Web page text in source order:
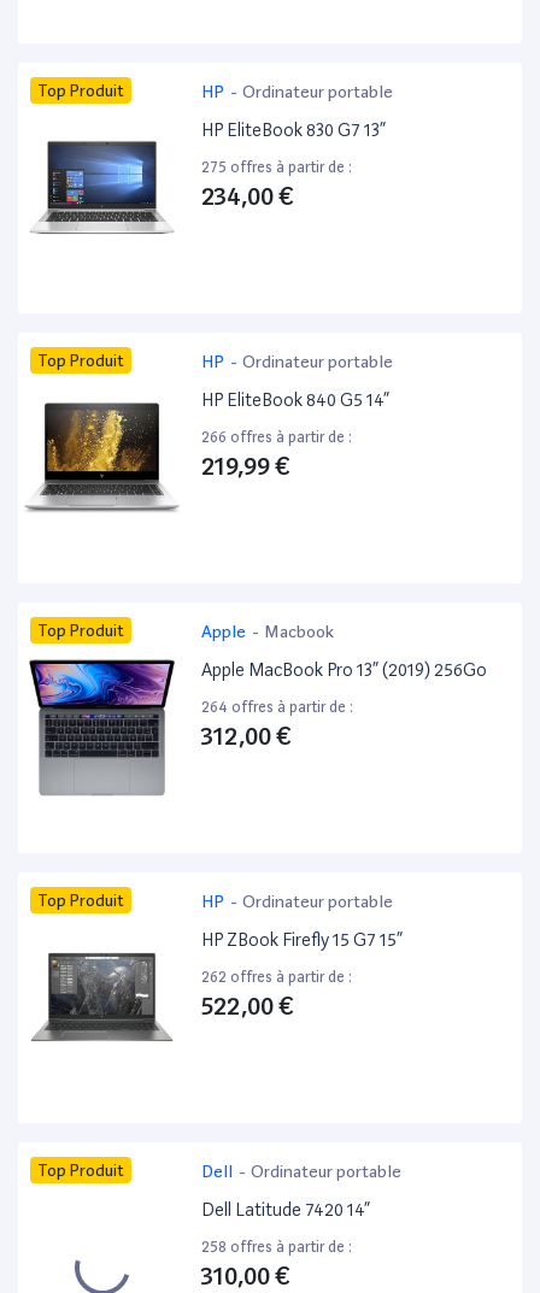
Top Produit HP - Ordinateur portable
HP EliteBook 830 G7 13”
275 offres à partir de :
234,00 €
Top Produit HP - Ordinateur portable
HP EliteBook 840 G5 14”
266 offres à partir de :
219,99 €
Top Produit Apple - Macbook
Apple MacBook Pro 13” (2019) 256Go
264 offres à partir de :
312,00 €
Top Produit HP - Ordinateur portable
HP ZBook Firefly 15 G7 15”
262 offres à partir de :
522,00 €
Top Produit Dell - Ordinateur portable
Dell Latitude 7420 14”
258 offres à partir de :
310,00 €